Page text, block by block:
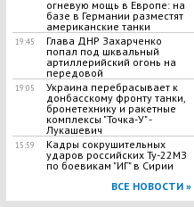
огневую мощь в Европе: на
базе в Германии разместят
американские танки
19:45
Глава ДНР Захарченко
попал под шквальный
артиллерийский огонь на
передовой
19:05
Украина перебрасывает к
донбасскому фронту танки,
бронетехнику и ракетные
комплексы "Точка-У" -
Лукашевич
15:59
Кадры сокрушительных
ударов российских Ту-22МЗ
по боевикам "ИГ" в Сирии
ВСЕ НОВОСТИ »